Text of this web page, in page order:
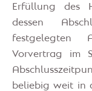
Erfüllung des
dessen
festgelegten
Vorvertrag im
beliebig weit in